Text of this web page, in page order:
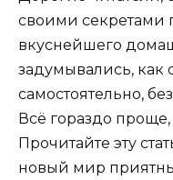
своими секретами
вкуснейшего
задумывались, как
самостоятельно,
Всё гораздо
Прочитайте эту
новый мир